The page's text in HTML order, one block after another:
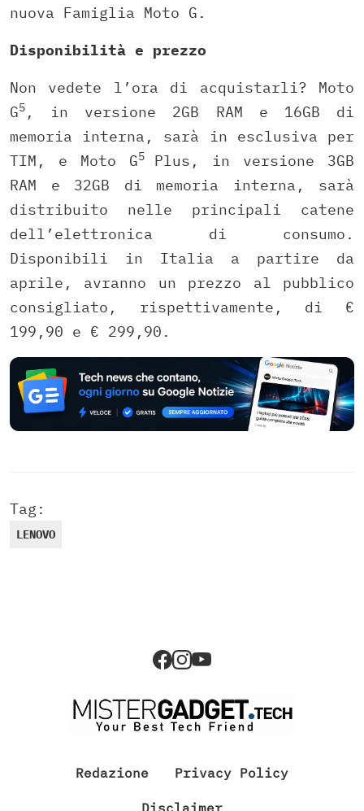
nuova Famiglia Moto G.
Disponibilità e prezzo
Non vedete l’ora di acquistarli? Moto
G5 , in versione 2GB RAM e 16GB di
memoria interna, sarà in esclusiva per
TIM, e Moto G5 Plus, in versione 3GB
RAM e 32GB di memoria interna, sarà
distribuito nelle principali catene
dell’elettronica di consumo.
Disponibili in Italia a partire da
aprile, avranno un prezzo al pubblico
consigliato, rispettivamente, di €
199,90 e € 299,90.
Tag:
LENOVO
Redazione Privacy Policy
Disclaimer